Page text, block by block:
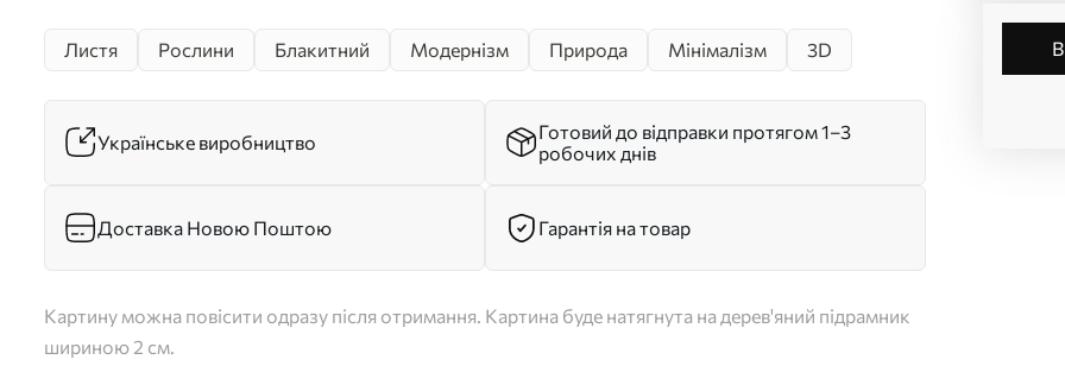
Арт. s49298
Листя Рослини Блакитний Модернізм Природа Мінімалізм 3D
Українське виробництво
Готовий до відправки протягом 1–3
робочих днів
Доставка Новою Поштою Гарантія на товар
Картину можна повісити одразу після отримання. Картина буде натягнута на дерев'яний підрамник
шириною 2 см.